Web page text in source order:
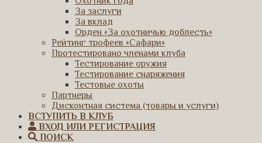
За заслуги
За вклад
Орден «За охотничью доблесть»
Рейтинг трофеев «Сафари»
Протестировано членами клуба
Тестирование оружия
Тестирование снаряжения
Тестовые охоты
Партнеры
Дисконтная система (товары и услуги)
ВСТУПИТЬ В КЛУБ
ВХОД ИЛИ РЕГИСТРАЦИЯ
ПОИСК